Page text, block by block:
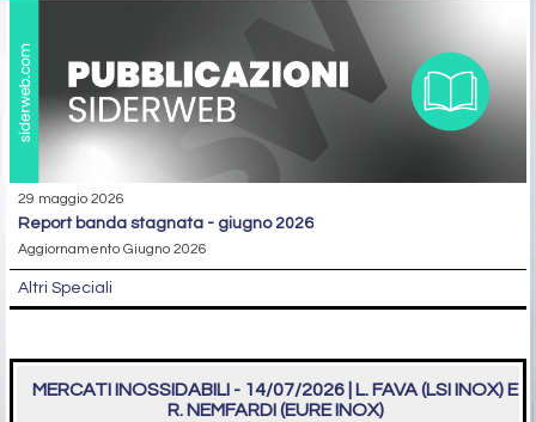
29 maggio 2026
report banda stagnata - giugno 2026
Aggiornamento Giugno 2026
Altri Speciali
MERCATI INOSSIDABILI - 14/07/2026 | L. FAVA (LSI INOX) E
R. NEMFARDI (EURE INOX)